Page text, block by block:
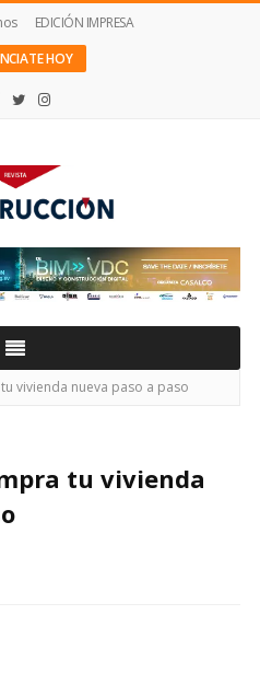
EDICIÓN IMPRESA
HOY
vivienda nueva paso a paso
tu vivienda